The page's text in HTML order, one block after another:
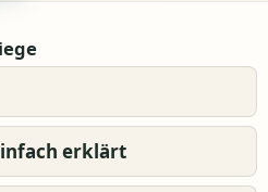
erklärt